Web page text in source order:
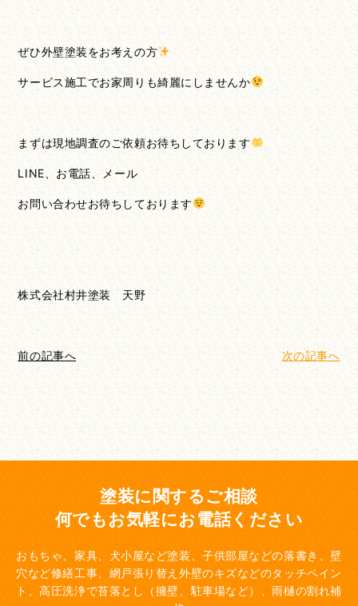
ぜひ外壁塗装をお考えの方
サービス施工でお家周りも綺麗にしませんか
まずは現地調査のご依頼お待ちしております
LINE、お電話、メール
お問い合わせお待ちしております
株式会社村井塗装 天野
前の記事へ 次の記事へ
塗装に関するご相談
何でもお気軽にお電話ください
おもちゃ、家具、犬小屋など塗装、子供部屋などの落書き、壁
穴など修繕工事、網戸張り替え 外壁のキズなどのタッチペイン
ト、高圧洗浄で苔落とし（擁壁、駐車場など）、雨樋の割れ補